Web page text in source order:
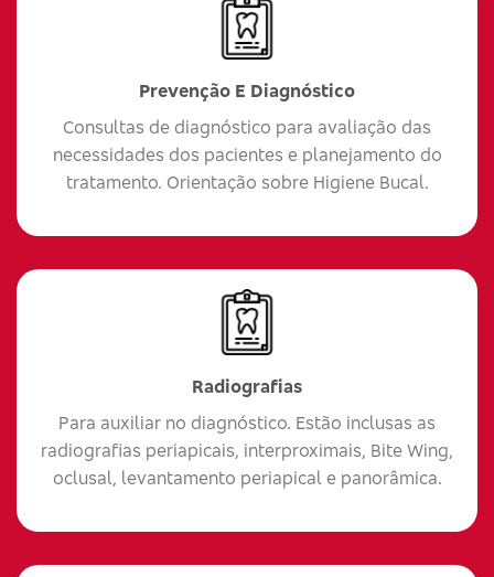
Prevenção E Diagnóstico
Consultas de diagnóstico para avaliação das
necessidades dos pacientes e planejamento do
tratamento. Orientação sobre Higiene Bucal.
Radiografias
Para auxiliar no diagnóstico. Estão inclusas as
radiografias periapicais, interproximais, Bite Wing,
oclusal, levantamento periapical e panorâmica.